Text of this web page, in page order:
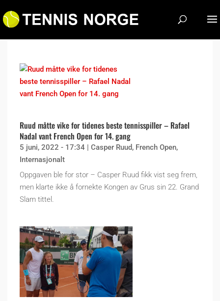
Ruud måtte vike for tidenes beste tennisspiller – Rafael
Nadal vant French Open for 14. gang
5 juni, 2022 - 17:34 | Casper Ruud, French Open,
Internasjonalt
Oppgaven ble for stor – Casper Ruud fikk vist seg frem,
men klarte ikke å fornekte Kongen av Grus sin 22. Grand
Slam tittel.